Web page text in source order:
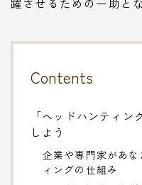
Contents
「ヘッドハンティ
しよう
企業や専門家があ
ィングの仕組み